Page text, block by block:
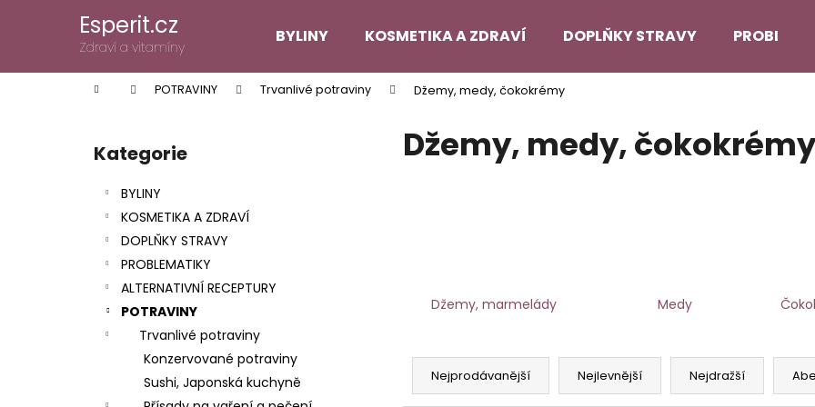
Esperit.cz
Zdraví a vitamíny
BYLINY KOSMETIKA A ZDRAVÍ DOPLŇKY STRAVY
Domů POTRAVINY Trvanlivé potraviny Džemy, medy, čokokrémy
Přeskočit
kategorie
Kategorie
BYLINY
KOSMETIKA A ZDRAVÍ
DOPLŇKY STRAVY
PROBLEMATIKY
ALTERNATIVNÍ RECEPTURY
POTRAVINY
Trvanlivé potraviny
Konzervované potraviny
Sushi, Japonská kuchyně
Džemy, medy, čokokrémy
Džemy, marmelády Medy
Ř
Nejprodávanější Nejlevnější Nejdražší
í
Zpět
do
Zpět
do
Co potřebujete najít?